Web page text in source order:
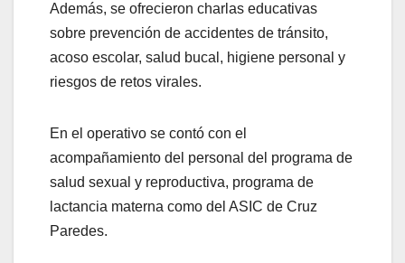
Además, se ofrecieron charlas educativas
sobre prevención de accidentes de tránsito,
acoso escolar, salud bucal, higiene personal y
riesgos de retos virales.
En el operativo se contó con el
acompañamiento del personal del programa de
salud sexual y reproductiva, programa de
lactancia materna como del ASIC de Cruz
Paredes.